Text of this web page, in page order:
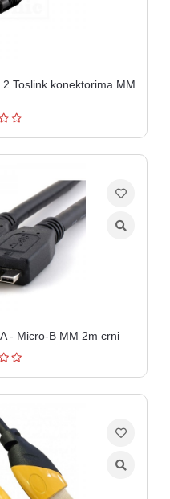
Toslink konektorima MM
- Micro-B MM 2m crni